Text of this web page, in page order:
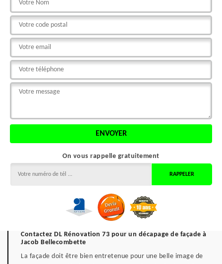
On vous rappelle gratuitement
Contactez DL Rénovation 73 pour un décapage de façade à
Jacob Bellecombette
La façade doit être bien entretenue pour une belle image de